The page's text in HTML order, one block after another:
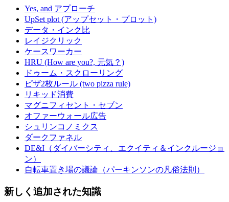
Yes, and アプローチ
UpSet plot (アップセット・プロット)
データ・インク比
レイジクリック
ケースワーカー
HRU (How are you?, 元気？)
ドゥーム・スクローリング
ピザ2枚ルール (two pizza rule)
リキッド消費
マグニフィセント・セブン
オファーウォール広告
シュリンコノミクス
ダークファネル
DE&I（ダイバーシティ、エクイティ＆インクルージョ
ン）
自転車置き場の議論（パーキンソンの凡俗法則）
新しく追加された知識